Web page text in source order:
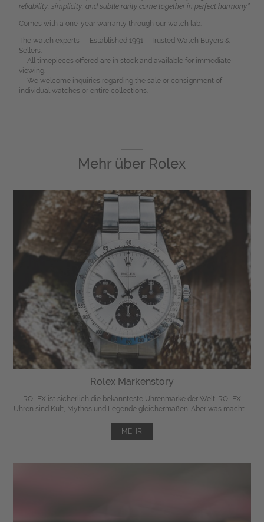
reliability, simplicity, and subtle rarity come together in perfect harmony.”
Comes with a one-year warranty through our watch lab.
The watch experts — Established 1991 – Trusted Watch Buyers &
Sellers.
— All timepieces offered are in stock and available for immediate
viewing. —
— We welcome inquiries regarding the sale or consignment of
individual watches or entire collections. —
Mehr über Rolex
Rolex Markenstory
ROLEX ist sicherlich die bekannteste Uhrenmarke der Welt. ROLEX
Uhren sind Kult, Mythos und Legende gleichermaßen. Aber was macht ...
MEHR